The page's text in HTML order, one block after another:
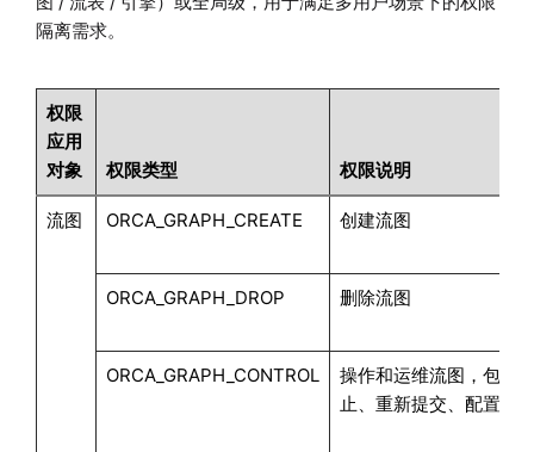
隔离需求。
权限
应用
对象
权限类型 权限说明
流图 ORCA_GRAPH_CREATE 创建流图
ORCA_GRAPH_DROP 删除流图
ORCA_GRAPH_CONTROL
操作和运维流图，包括
止、重新提交、配置流